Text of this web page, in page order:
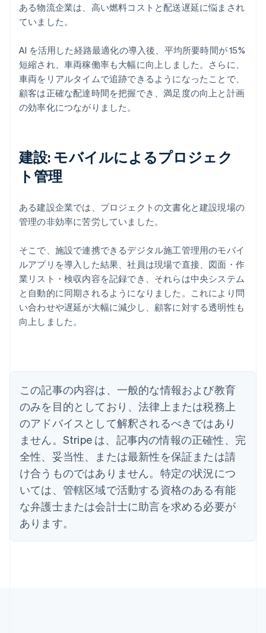
ある物流企業は、高い燃料コストと配送遅延に悩まされ
ていました。
AI を活用した経路最適化の導入後、平均所要時間が 15%
短縮され、車両稼働率も大幅に向上しました。さらに、
車両をリアルタイムで追跡できるようになったことで、
顧客は正確な配達時間を把握でき、満足度の向上と計画
の効率化につながりました。
建設: モバイルによるプロジェク
ト管理
ある建設企業では、プロジェクトの文書化と建設現場の
管理の非効率に苦労していました。
そこで、施設で連携できるデジタル施工管理用のモバイ
ルアプリを導入した結果、社員は現場で直接、図面・作
業リスト・検収内容を記録でき、それらは中央システム
と自動的に同期されるようになりました。これにより問
い合わせや遅延が大幅に減少し、顧客に対する透明性も
向上しました。
この記事の内容は、一般的な情報および教育
のみを目的としており、法律上または税務上
のアドバイスとして解釈されるべきではあり
ません。Stripe は、記事内の情報の正確性、完
全性、妥当性、または最新性を保証または請
け合うものではありません。特定の状況につ
いては、管轄区域で活動する資格のある有能
な弁護士または会計士に助言を求める必要が
あります。
アイルランド
English
English
イギリス
English
イタリア
ItalianoEnglish
インド
English
エストニア
English
オーストラリア
English
オーストリア
オランダ
NederlandsEnglish